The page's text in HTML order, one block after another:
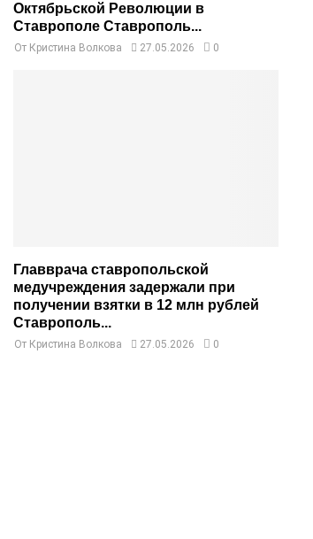
Октябрьской Революции в
Ставрополе Ставрополь...
От Кристина Волкова 27.05.2026 0
Главврача ставропольской
медучреждения задержали при
получении взятки в 12 млн рублей
Ставрополь...
От Кристина Волкова 27.05.2026 0